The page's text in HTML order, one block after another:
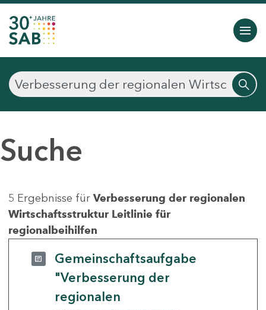
Suche
5 Ergebnisse für Verbesserung der regionalen
Wirtschaftsstruktur Leitlinie für
regionalbeihilfen
Gemeinschaftsaufgabe
"Verbesserung der
regionalen